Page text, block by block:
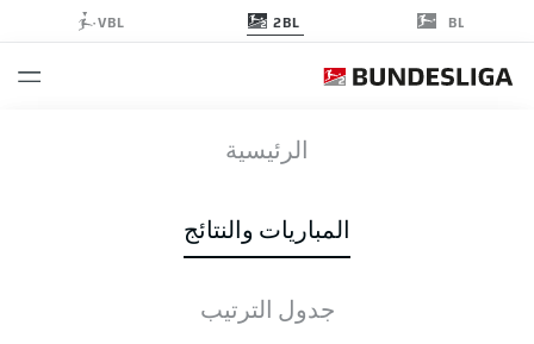
BL
2BL
VBL
الرئيسية
المباريات والنتائج
جدول الترتيبالأخبار التشكيلات الإحصائيات